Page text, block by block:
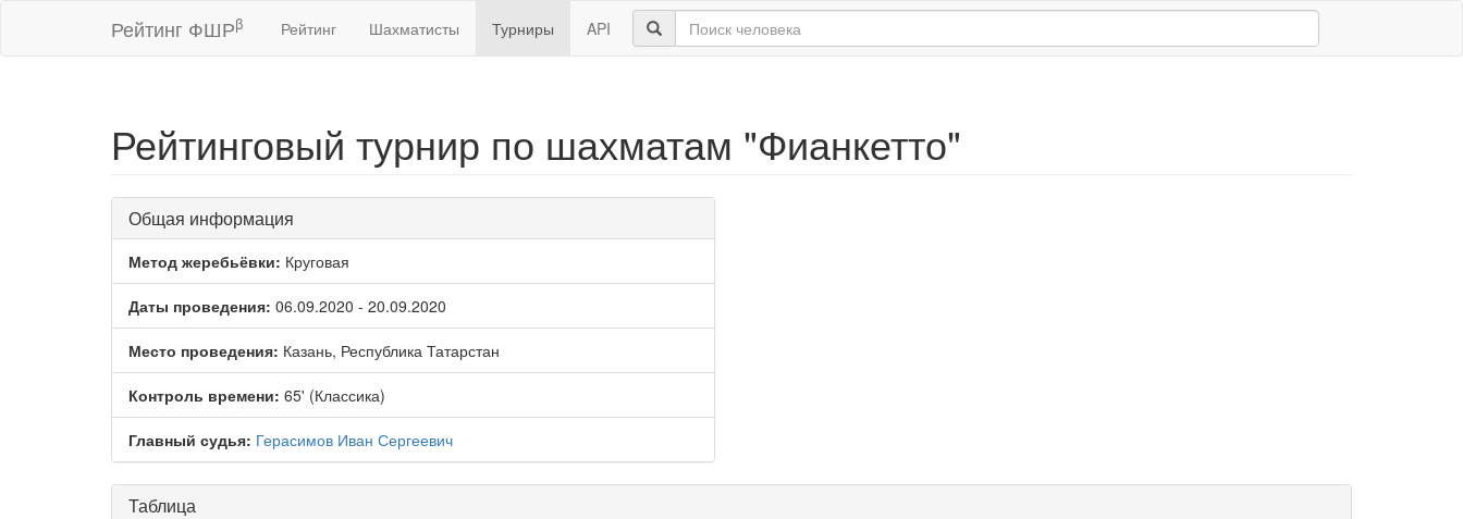
Рейтинг ФШРβ Рейтинг Шахматисты Турниры API
Рейтинговый турнир по шахматам "Фианкетто"
Общая информация
Метод жеребьёвки: Круговая
Даты проведения: 06.09.2020 - 20.09.2020
Место проведения: Казань, Республика Татарстан
Контроль времени: 65' (Классика)
Главный судья: Герасимов Иван Сергеевич
Таблица